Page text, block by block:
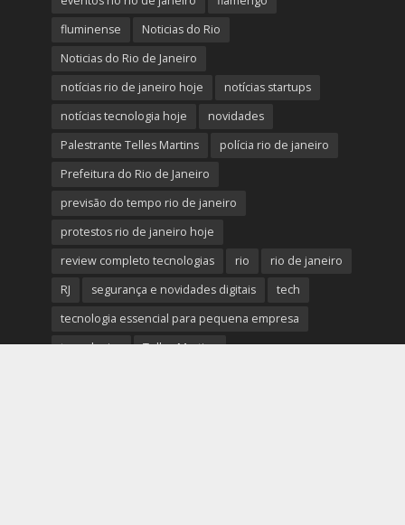
fluminense
Noticias do Rio
Noticias do Rio de Janeiro
notícias rio de janeiro hoje
notícias startups
notícias tecnologia hoje
novidades
Palestrante Telles Martins
polícia rio de janeiro
Prefeitura do Rio de Janeiro
previsão do tempo rio de janeiro
protestos rio de janeiro hoje
review completo tecnologias
rio
rio de janeiro
RJ
segurança e novidades digitais
tech
tecnologia essencial para pequena empresa
tecnologias
Telles Martins